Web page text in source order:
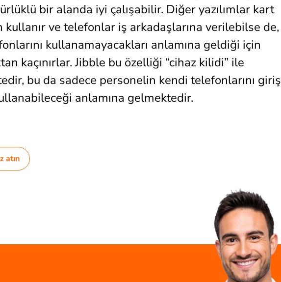
bir alanda iyi çalışabilir. Diğer yazılımlar kart
ve telefonlar iş arkadaşlarına verilebilse de,
kullanamayacakları anlamına geldiği için
kaçınırlar. Jibble bu özelliği “cihaz kilidi” ile
bu da sadece personelin kendi telefonlarını giriş
anlamına gelmektedir.
atın